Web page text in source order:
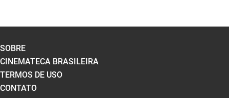
SOBRE
CINEMATECA BRASILEIRA
TERMOS DE USO
CONTATO